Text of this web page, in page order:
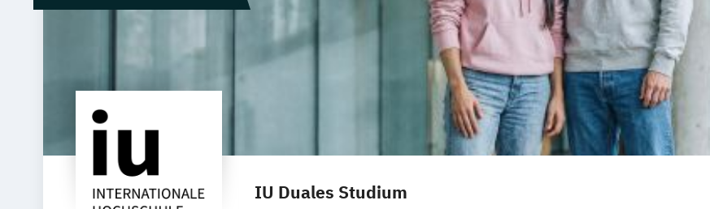
IU Duales Studium